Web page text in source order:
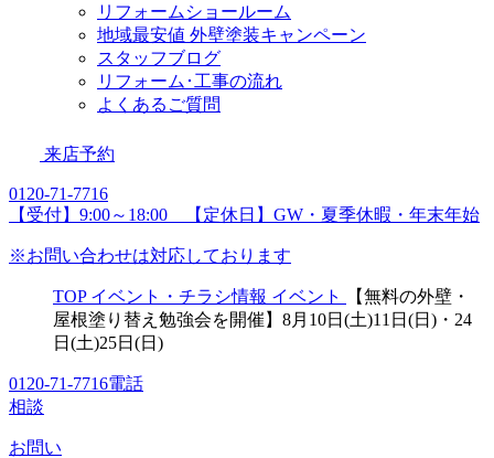
リフォームショールーム
地域最安値 外壁塗装キャンペーン
スタッフブログ
リフォーム･工事の流れ
よくあるご質問
来店予約
0120-71-7716
【受付】9:00～18:00 【定休日】GW・夏季休暇・年末年始
※お問い合わせは対応しております
TOP イベント・チラシ情報 イベント
【無料の外壁・
屋根塗り替え勉強会を開催】8月10日(土)11日(日)・24
日(土)25日(日)
0120-71-7716電話
相談
お問い